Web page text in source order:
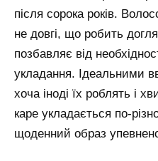
після сорока років.
не довгі, що робить
позбавляє від
укладання. Ідеальними
хоча іноді їх роблять і
каре укладається по-
щоденний образ